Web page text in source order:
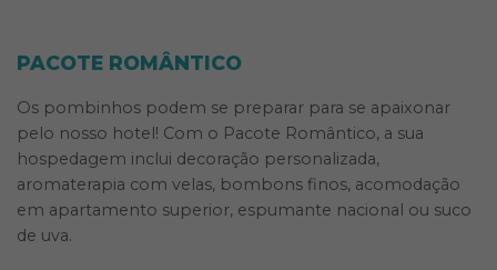
PACOTE ROMÂNTICO
Os pombinhos podem se preparar para se apaixonar
pelo nosso hotel! Com o Pacote Romântico, a sua
hospedagem inclui decoração personalizada,
aromaterapia com velas, bombons finos, acomodação
em apartamento superior, espumante nacional ou suco
de uva.